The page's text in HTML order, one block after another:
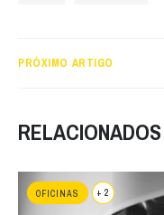
PRÓXIMO ARTIGO
RELACIONADOS
OFICINAS + 2